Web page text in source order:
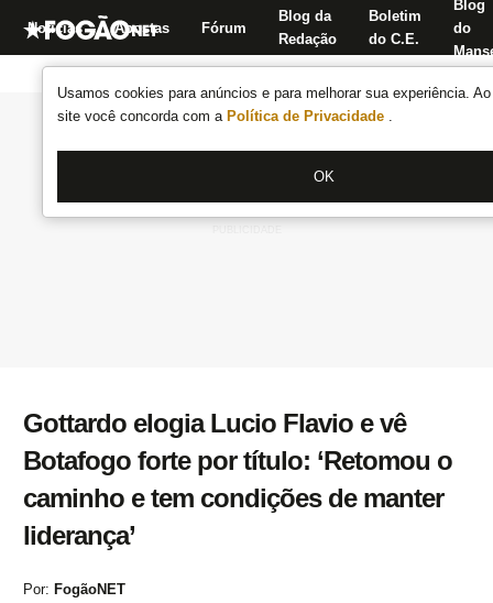
Usamos cookies para anúncios e para melhorar sua experiência.
site você concorda com a Política de Privacidade .
OK
Notícias Apostas Fórum
Blog da
Redação
Boletim
do C.E.
Blog
do
Gottardo elogia Lucio Flavio e vê
Botafogo forte por título: ‘Retomou o
caminho e tem condições de manter
liderança’
Por: FogãoNET